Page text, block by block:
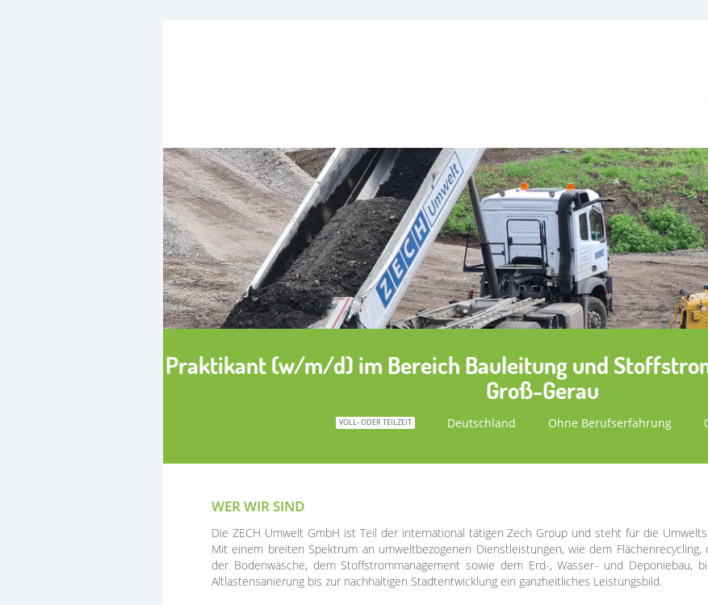
Praktikant (w/m/d) im Bereich Bauleitung und
Groß-Gerau
VOLL- ODER TEILZEIT Deutschland Ohne Berufserfahrung
WER WIR SIND
Die ZECH Umwelt GmbH ist Teil der international tätigen Zech Group und steht für die
Mit einem breiten Spektrum an umweltbezogenen Dienstleistungen, wie dem Flächenrecycling,
der Bodenwäsche, dem Stoffstrommanagement sowie dem Erd-, Wasser- und Deponiebau,
Altlastensanierung bis zur nachhaltigen Stadtentwicklung ein ganzheitliches Leistungsbild.